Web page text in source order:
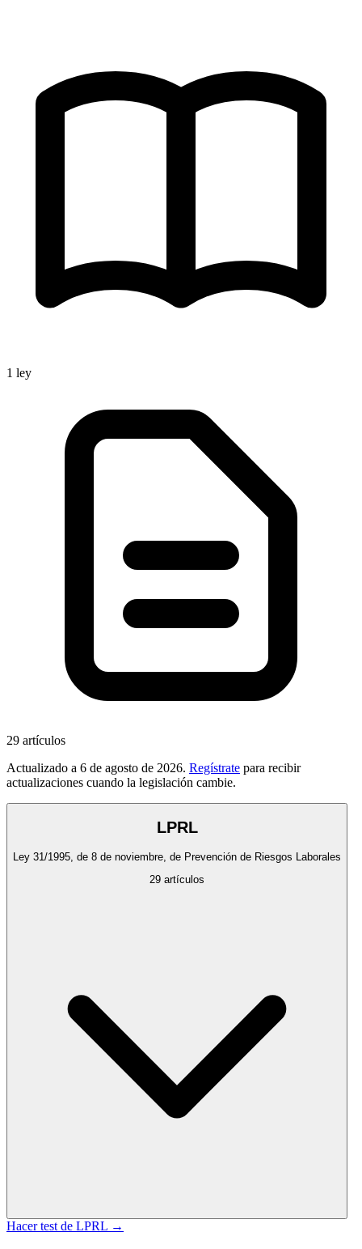
1 ley
29 artículos
Actualizado a 6 de agosto de 2026. Regístrate para recibir
actualizaciones cuando la legislación cambie.
LPRL
Ley 31/1995, de 8 de noviembre, de Prevención de Riesgos Laborales
29 artículos
Hacer test de LPRL →